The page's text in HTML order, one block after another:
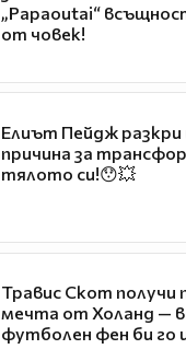
„Papaoutai“
от човек!
Елиът Пейдж
причина за
тялото си!😯💥
Травис Скот получи
мечта от Холанд —
футболен фен би го